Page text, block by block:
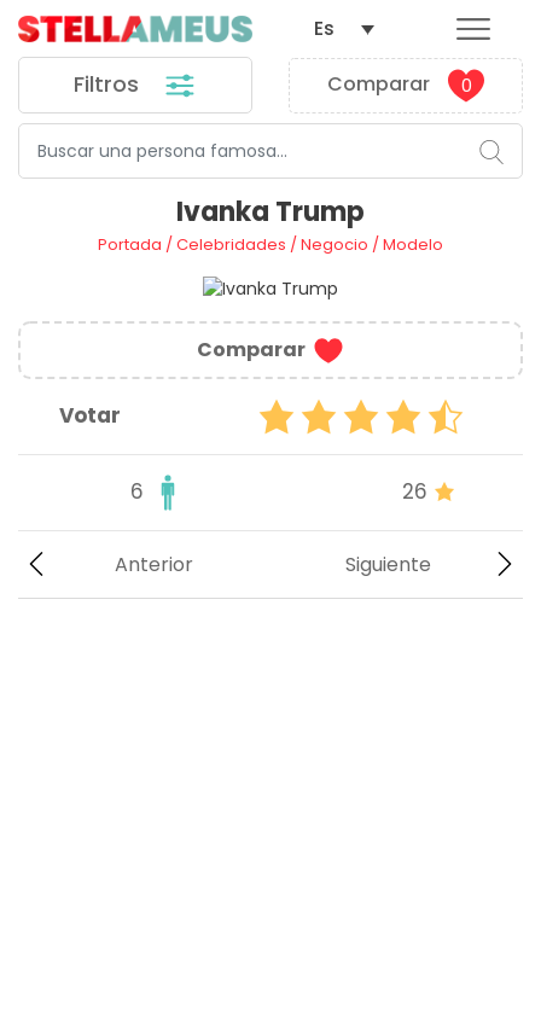
Filtros Comparar 0
Es
Ivanka Trump
Portada /Celebridades /Negocio /Modelo
Comparar
Votar
6 26
Siguiente
Anterior